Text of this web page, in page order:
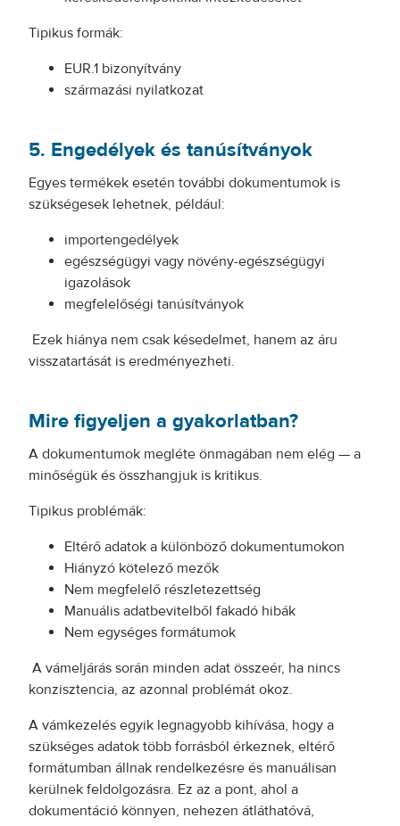
Tipikus formák:
EUR.1 bizonyítvány
származási nyilatkozat
5. Engedélyek és tanúsítványok
Egyes termékek esetén további dokumentumok is
szükségesek lehetnek, például:
importengedélyek
egészségügyi vagy növény-egészségügyi
igazolások
megfelelőségi tanúsítványok
Ezek hiánya nem csak késedelmet, hanem az áru
visszatartását is eredményezheti.
Mire figyeljen a gyakorlatban?
A dokumentumok megléte önmagában nem elég — a
minőségük és összhangjuk is kritikus.
Tipikus problémák:
Eltérő adatok a különböző dokumentumokon
Hiányzó kötelező mezők
Nem megfelelő részletezettség
Manuális adatbevitelből fakadó hibák
Nem egységes formátumok
A vámeljárás során minden adat összeér, ha nincs
konzisztencia, az azonnal problémát okoz.
A vámkezelés egyik legnagyobb kihívása, hogy a
szükséges adatok több forrásból érkeznek, eltérő
formátumban állnak rendelkezésre és manuálisan
kerülnek feldolgozásra. Ez az a pont, ahol a
dokumentáció könnyen, nehezen átláthatóvá,